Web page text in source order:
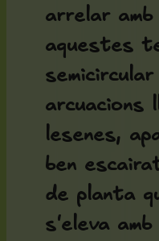
arrelar
aquestes
arcuacions
lesenes,
ben
de planta
s'eleva